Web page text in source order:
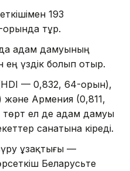
193
орында тұр.
адам дамуының
ең үздік болып отыр.
(HDI — 0,832, 64-орын),
және Армения (0,811,
төрт ел де адам дамуы
санатына кіреді.
ұзақтығы —
Беларусьте